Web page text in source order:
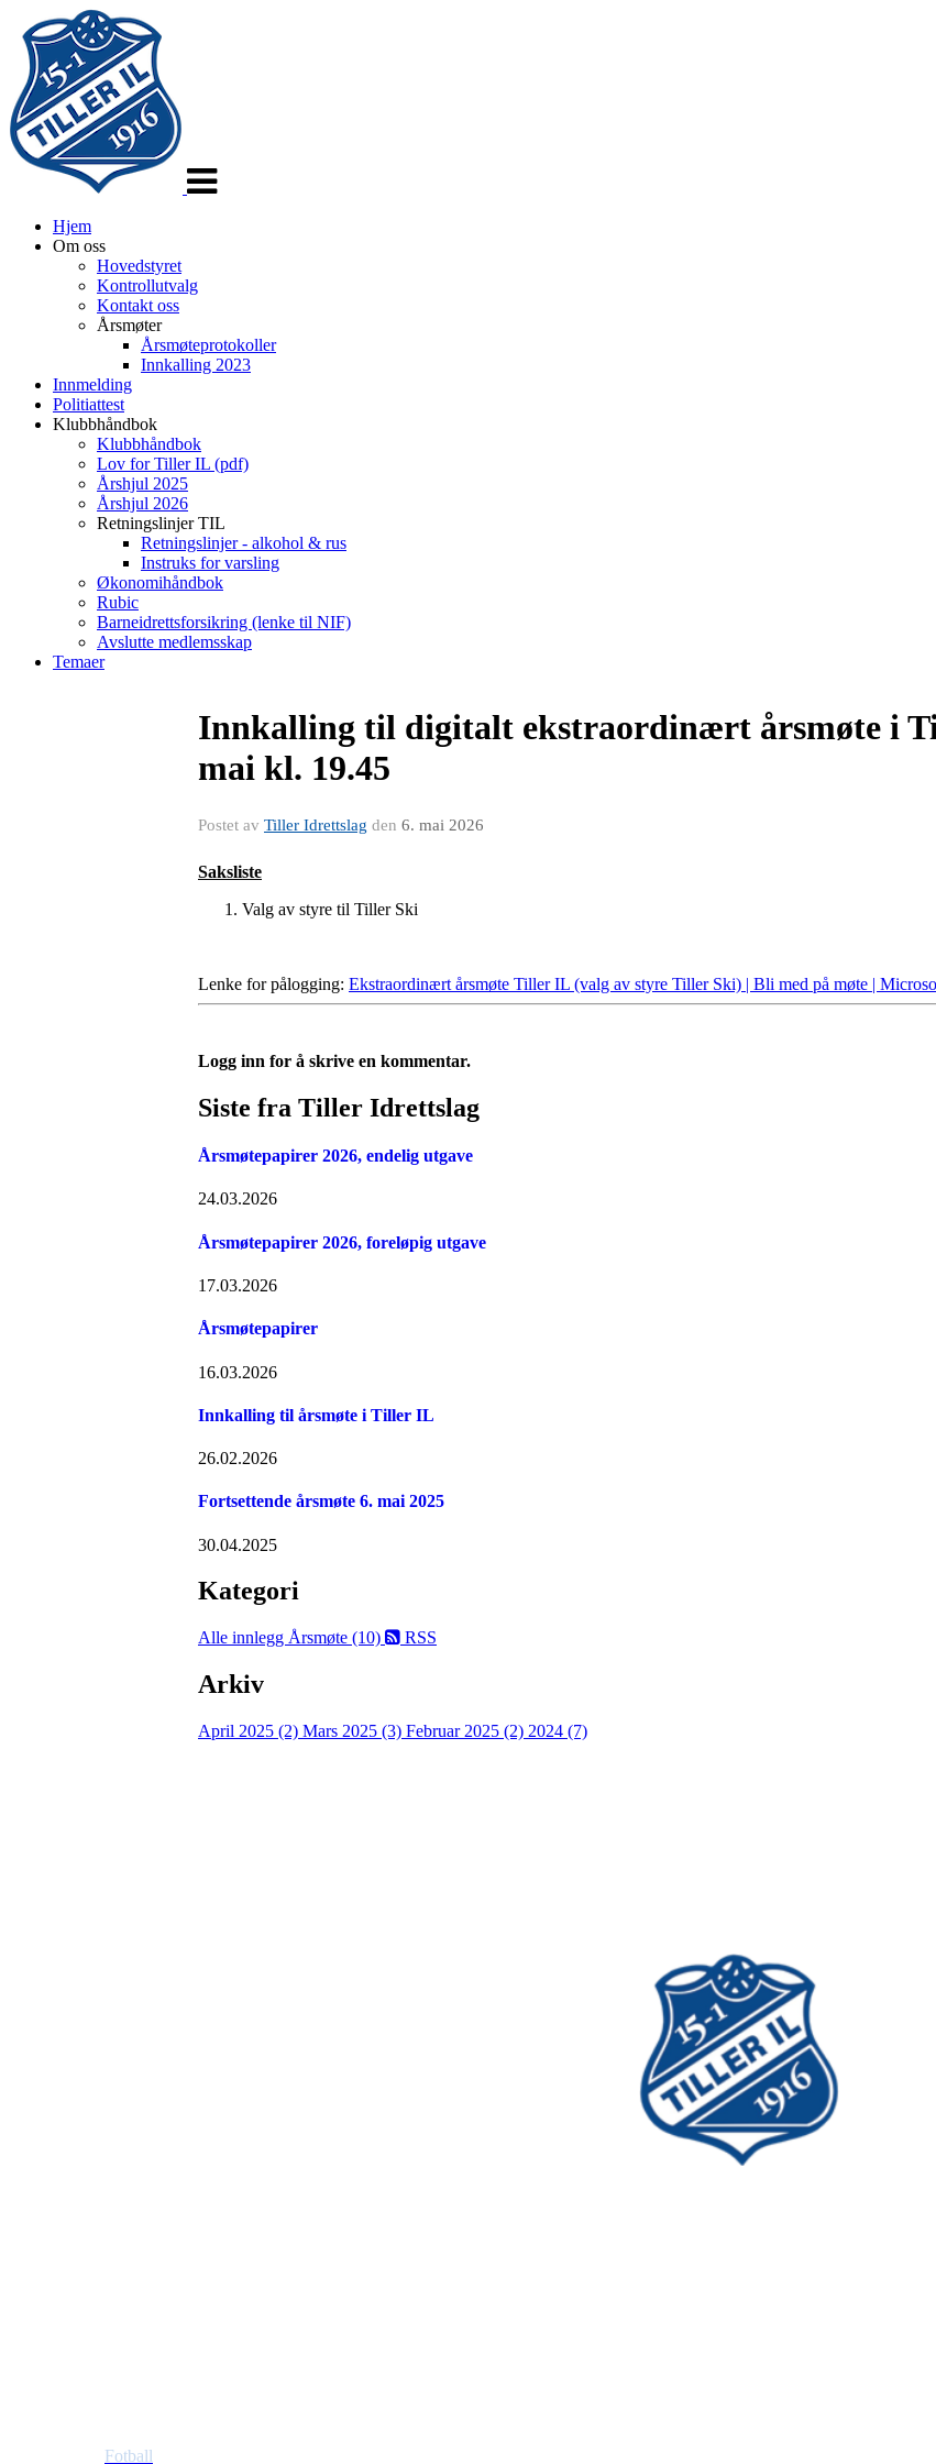
Hjem
Om oss
Hovedstyret
Kontrollutvalg
Kontakt oss
Årsmøter
Årsmøteprotokoller
Innkalling 2023
Innmelding
Politiattest
Klubbhåndbok
Klubbhåndbok
Lov for Tiller IL (pdf)
Årshjul 2025
Årshjul 2026
Retningslinjer TIL
Retningslinjer - alkohol & rus
Instruks for varsling
Økonomihåndbok
Rubic
Barneidrettsforsikring (lenke til NIF)
Avslutte medlemsskap
Temaer
Innkalling til digitalt ekstraordinært årsmøte i
mai kl. 19.45
Postet av Tiller Idrettslag den 6. mai 2026
Saksliste
Valg av styre til Tiller Ski
Lenke for pålogging: Ekstraordinært årsmøte Tiller IL (valg av styre Tiller Ski) | Bli med på møte |
Logg inn for å skrive en kommentar.
Siste fra Tiller Idrettslag
Årsmøtepapirer 2026, endelig utgave
24.03.2026
Årsmøtepapirer 2026, foreløpig utgave
17.03.2026
Årsmøtepapirer
16.03.2026
Innkalling til årsmøte i Tiller IL
26.02.2026
Fortsettende årsmøte 6. mai 2025
30.04.2025
Kategori
Alle innlegg Årsmøte (10) RSS
Arkiv
April 2025 (2) Mars 2025 (3) Februar 2025 (2) 2024 (7)
Fotball